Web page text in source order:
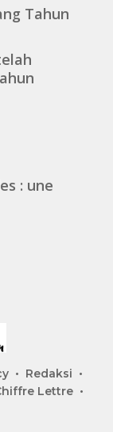
Tahun
: une
Redaksi
Lettre